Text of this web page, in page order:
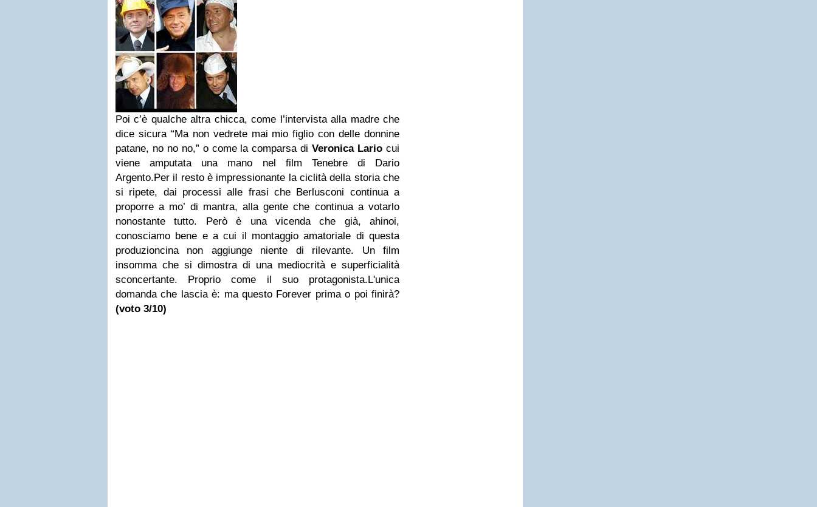
Poi c’è qualche altra chicca, come l’intervista alla madre che
dice sicura “Ma non vedrete mai mio figlio con delle donnine
patane, no no no,” o come la comparsa diVeronica Lario cui
viene amputata una mano nel film Tenebre di Dario
Argento.Per il resto è impressionante la ciclità della storia che
si ripete, dai processi alle frasi che Berlusconi continua a
proporre a mo’ di mantra, alla gente che continua a votarlo
nonostante tutto. Però è una vicenda che già, ahinoi,
conosciamo bene e a cui il montaggio amatoriale di questa
produzioncina non aggiunge niente di rilevante. Un film
insomma che si dimostra di una mediocrità e superficialità
sconcertante. Proprio come il suo protagonista.L'unica
domanda che lascia è: ma questo Forever prima o poi finirà?
(voto 3/10)